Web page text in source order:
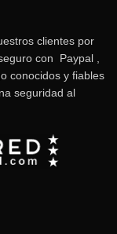
clientes por
con Paypal ,
conocidos y fiables
seguridad al